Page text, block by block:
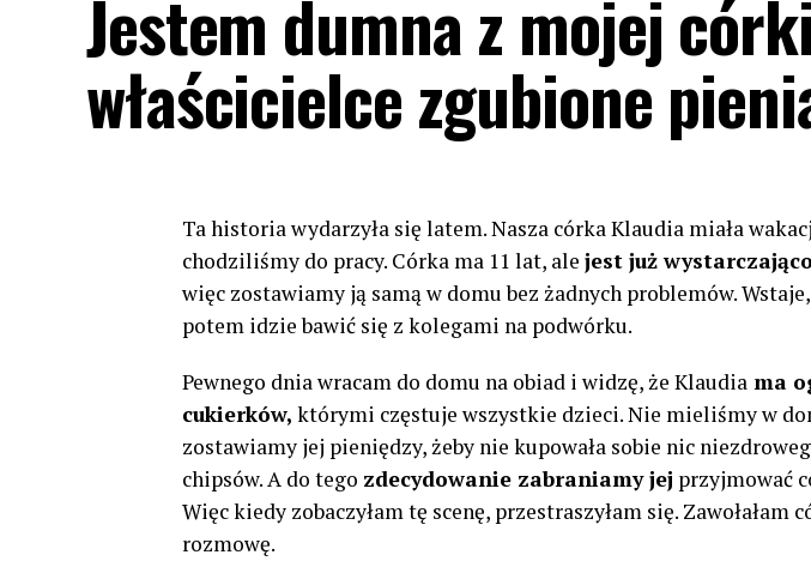
Jestem dumna z mojej
właścicielce zgubione
Ta historia wydarzyła się latem. Nasza córka Klaudia miała
chodziliśmy do pracy. Córka ma 11 lat, ale jest już
więc zostawiamy ją samą w domu bez żadnych problemów.
potem idzie bawić się z kolegami na podwórku.
Pewnego dnia wracam do domu na obiad i widzę, że Klaudia ma
cukierków, którymi częstuje wszystkie dzieci. Nie mieliśmy w
zostawiamy jej pieniędzy, żeby nie kupowała sobie nic
chipsów. A do tego zdecydowanie zabraniamy jej przyjmować
Więc kiedy zobaczyłam tę scenę, przestraszyłam się. Zawołałam
rozmowę.